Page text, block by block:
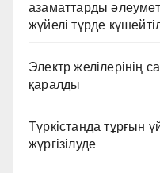
азаматтарды
жүйелі түрде
Электр желілерінің
қаралды
Түркістанда тұрғын
жүргізілуде